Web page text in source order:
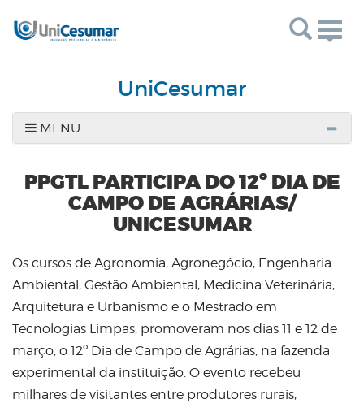
UniCesumar
MENU
PPGTL PARTICIPA DO 12º DIA DE
CAMPO DE AGRÁRIAS/
UNICESUMAR
Os cursos de Agronomia, Agronegócio, Engenharia
Ambiental, Gestão Ambiental, Medicina Veterinária,
Arquitetura e Urbanismo e o Mestrado em
Tecnologias Limpas, promoveram nos dias 11 e 12 de
março, o 12º Dia de Campo de Agrárias, na fazenda
experimental da instituição. O evento recebeu
milhares de visitantes entre produtores rurais,